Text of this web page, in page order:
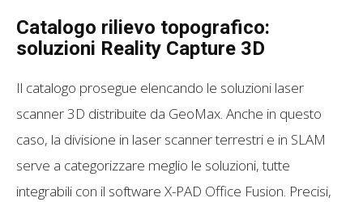
Catalogo rilievo topografico:
soluzioni Reality Capture 3D
Il catalogo prosegue elencando le soluzioni laser
scanner 3D distribuite da GeoMax. Anche in questo
caso, la divisione in laser scanner terrestri e in SLAM
serve a categorizzare meglio le soluzioni, tutte
integrabili con il software X-PAD Office Fusion. Precisi,